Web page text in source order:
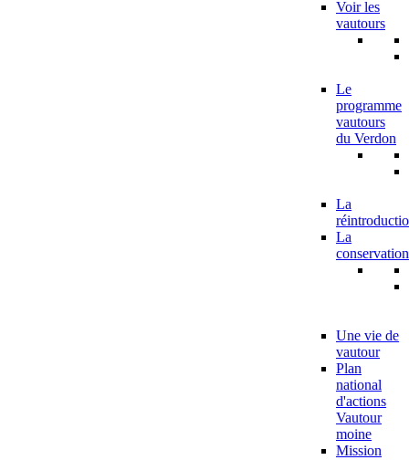
Voir les
vautours
Le
programme
vautours
du Verdon
La
La
conservation
Une vie de
vautour
Plan
national
d'actions
Vautour
moine
Mission